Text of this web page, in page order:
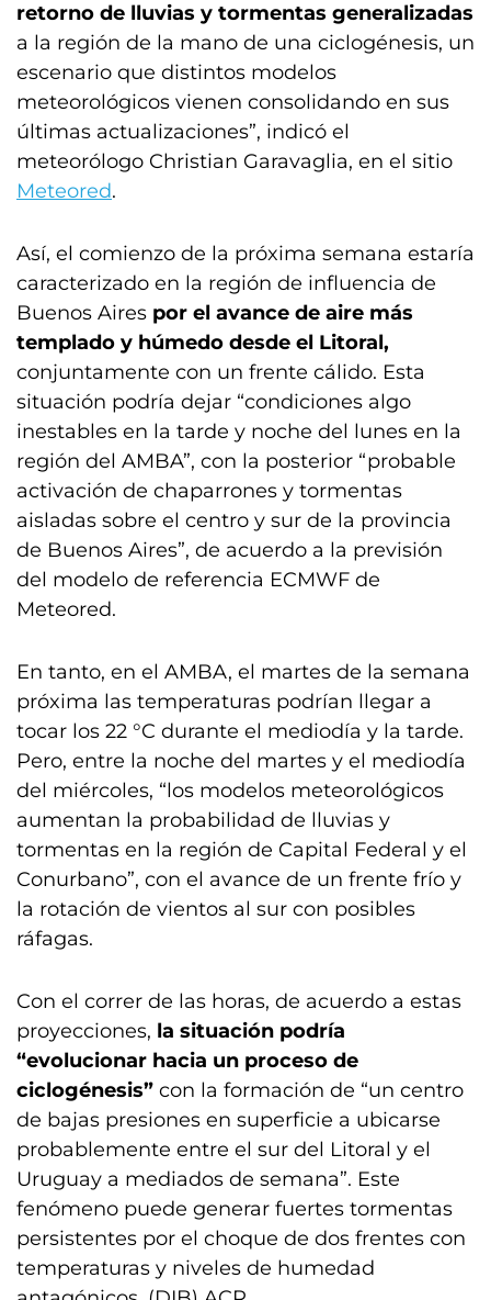
retorno de lluvias y tormentas generalizadas
a la región de la mano de una ciclogénesis, un
escenario que distintos modelos
meteorológicos vienen consolidando en sus
últimas actualizaciones”, indicó el
meteorólogo Christian Garavaglia, en el sitio
Meteored.
Así, el comienzo de la próxima semana estaría
caracterizado en la región de influencia de
Buenos Aires por el avance de aire más
templado y húmedo desde el Litoral,
conjuntamente con un frente cálido. Esta
situación podría dejar “condiciones algo
inestables en la tarde y noche del lunes en la
región del AMBA”, con la posterior “probable
activación de chaparrones y tormentas
aisladas sobre el centro y sur de la provincia
de Buenos Aires”, de acuerdo a la previsión
del modelo de referencia ECMWF de
Meteored.
En tanto, en el AMBA, el martes de la semana
próxima las temperaturas podrían llegar a
tocar los 22 °C durante el mediodía y la tarde.
Pero, entre la noche del martes y el mediodía
del miércoles, “los modelos meteorológicos
aumentan la probabilidad de lluvias y
tormentas en la región de Capital Federal y el
Conurbano”, con el avance de un frente frío y
la rotación de vientos al sur con posibles
ráfagas.
Con el correr de las horas, de acuerdo a estas
proyecciones, la situación podría
“evolucionar hacia un proceso de
ciclogénesis” con la formación de “un centro
de bajas presiones en superficie a ubicarse
probablemente entre el sur del Litoral y el
Uruguay a mediados de semana”. Este
fenómeno puede generar fuertes tormentas
persistentes por el choque de dos frentes con
temperaturas y niveles de humedad